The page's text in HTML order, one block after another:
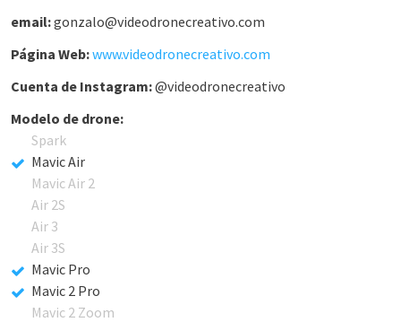
email:gonzalo@videodronecreativo.com
Página Web:www.videodronecreativo.com
Cuenta de Instagram:@videodronecreativo
Modelo de drone:
Spark
Mavic Air
Mavic Air 2
Air 2S
Air 3
Air 3S
Mavic Pro
Mavic 2 Pro
Mavic 2 Zoom